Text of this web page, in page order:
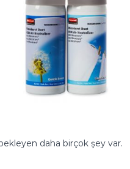
daha birçok şey var.